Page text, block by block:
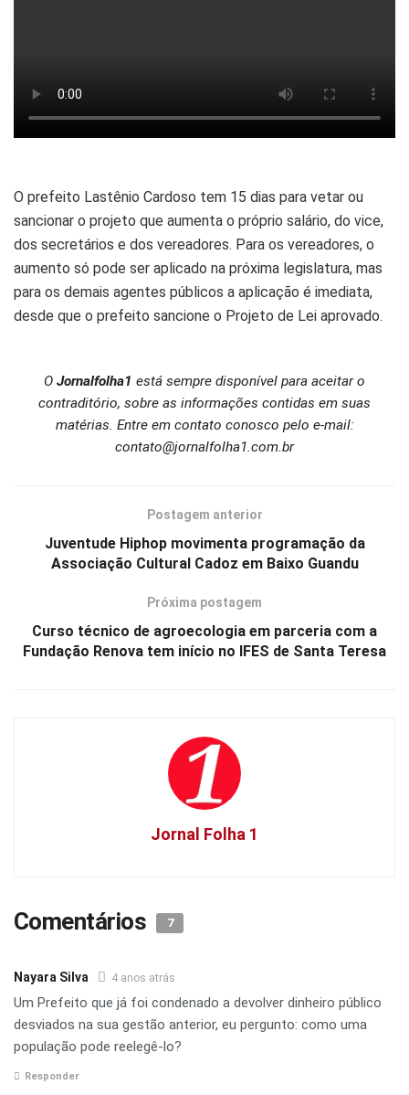
O prefeito Lastênio Cardoso tem 15 dias para vetar ou
sancionar o projeto que aumenta o próprio salário, do vice,
dos secretários e dos vereadores. Para os vereadores, o
aumento só pode ser aplicado na próxima legislatura, mas
para os demais agentes públicos a aplicação é imediata,
desde que o prefeito sancione o Projeto de Lei aprovado.
O Jornalfolha1 está sempre disponível para aceitar o
contraditório, sobre as informações contidas em suas
matérias. Entre em contato conosco pelo e-mail:
contato@jornalfolha1.com.br
Postagem anterior
Juventude Hiphop movimenta programação da
Associação Cultural Cadoz em Baixo Guandu
Próxima postagem
Curso técnico de agroecologia em parceria com a
Fundação Renova tem início no IFES de Santa Teresa
Jornal Folha 1
Comentários 7
Nayara Silva 4 anos atrás
Um Prefeito que já foi condenado a devolver dinheiro público
desviados na sua gestão anterior, eu pergunto: como uma
população pode reelegê-lo?
Responder